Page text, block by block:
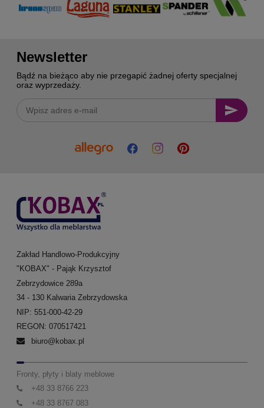
Newsletter
Bądź na bieżąco aby nie przegapić żadnej oferty specjalnej
oraz wyprzedaży.
Zakład Handlowo-Produkcyjny
"KOBAX" - Pająk Krzysztof
Zebrzydowice 289a
34 - 130 Kalwaria Zebrzydowska
NIP: 551-000-42-29
REGON: 070517421
biuro@kobax.pl
Fronty, płyty i blaty meblowe
+48 33 8766 223
+48 33 8767 083